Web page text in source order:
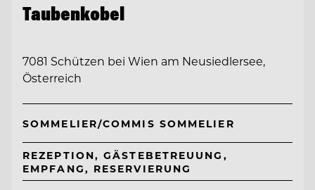
Taubenkobel
7081 Schützen bei Wien am Neusiedlersee,
Österreich
SOMMELIER/COMMIS SOMMELIER
REZEPTION, GÄSTEBETREUUNG,
EMPFANG, RESERVIERUNG